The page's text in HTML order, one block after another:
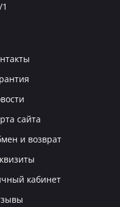
сайта
и возврат
кабинет